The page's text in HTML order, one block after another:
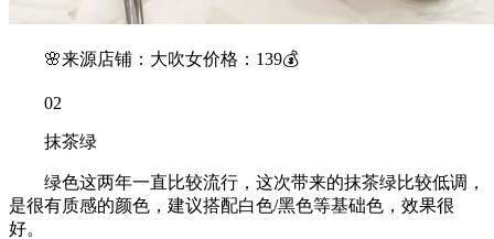
🌸来源店铺：大吹女价格：139💰
02
抹茶绿
绿色这两年一直比较流行，这次带来的抹茶绿比较低调，
是很有质感的颜色，建议搭配白色/黑色等基础色，效果很
好。